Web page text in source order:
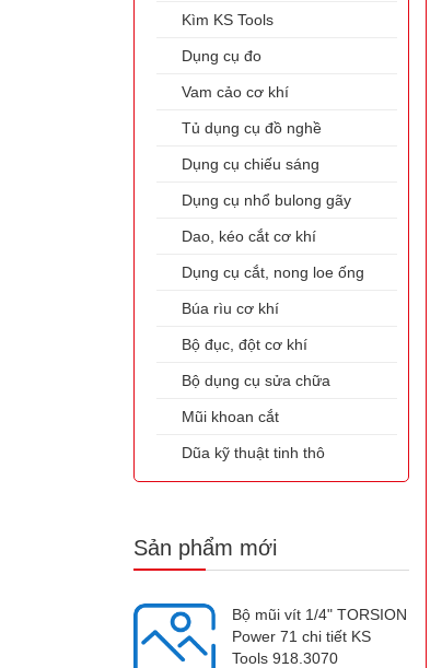
Kìm KS Tools
Dụng cụ đo
Vam cảo cơ khí
Tủ dụng cụ đồ nghề
Dụng cụ chiếu sáng
Dụng cụ nhổ bulong gãy
Dao, kéo cắt cơ khí
Dụng cụ cắt, nong loe ống
Búa rìu cơ khí
Bộ đục, đột cơ khí
Bộ dụng cụ sửa chữa
Mũi khoan cắt
Dũa kỹ thuật tinh thô
Sản phẩm mới
Bộ mũi vít 1/4" TORSION
Power 71 chi tiết KS
Tools 918.3070